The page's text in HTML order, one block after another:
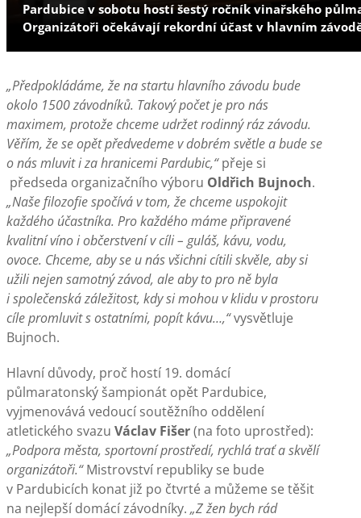
Pardubice v sobotu hostí šestý ročník vinařského
Organizátoři očekávají rekordní účast v hlavním
„Předpokládáme, že na startu hlavního závodu bude
okolo 1500 závodníků. Takový počet je pro nás
maximem, protože chceme udržet rodinný ráz závodu.
Věřím, že se opět předvedeme v dobrém světle a bude se
o nás mluvit i za hranicemi Pardubic,“přeje si
předseda organizačního výboru Oldřich Bujnoch.
„Naše filozofie spočívá v tom, že chceme uspokojit
každého účastníka. Pro každého máme připravené
kvalitní víno i občerstvení v cíli – guláš, kávu, vodu,
ovoce. Chceme, aby se u nás všichni cítili skvěle, aby si
užili nejen samotný závod, ale aby to pro ně byla
i společenská záležitost, kdy si mohou v klidu v prostoru
cíle promluvit s ostatními, popít kávu…,“vysvětluje
Bujnoch.
Hlavní důvody, proč hostí 19. domácí
půlmaratonský šampionát opět Pardubice,
vyjmenovává vedoucí soutěžního oddělení
atletického svazu Václav Fišer(na foto uprostřed):
„Podpora města, sportovní prostředí, rychlá trať a skvělí
organizátoři.“Mistrovství republiky se bude
v Pardubicích konat již po čtvrté a můžeme se těšit
na nejlepší domácí závodníky. „Z žen bych rád